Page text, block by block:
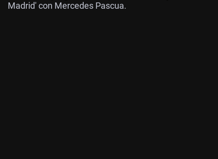
Madrid' con Mercedes Pascua.